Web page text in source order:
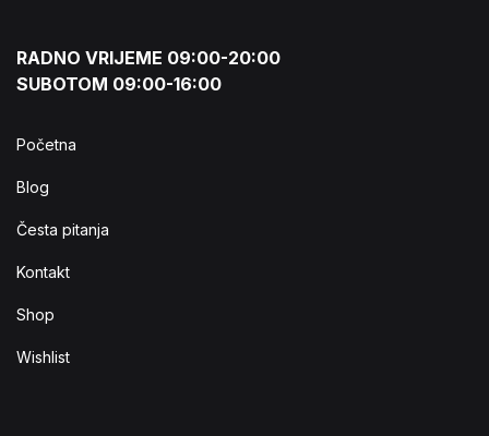
RADNO VRIJEME 09:00-20:00
SUBOTOM 09:00-16:00
Početna
Blog
Česta pitanja
Kontakt
Shop
Wishlist